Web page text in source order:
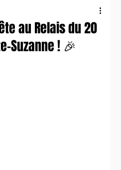
au Relais du 20
Suzanne ! 🎉